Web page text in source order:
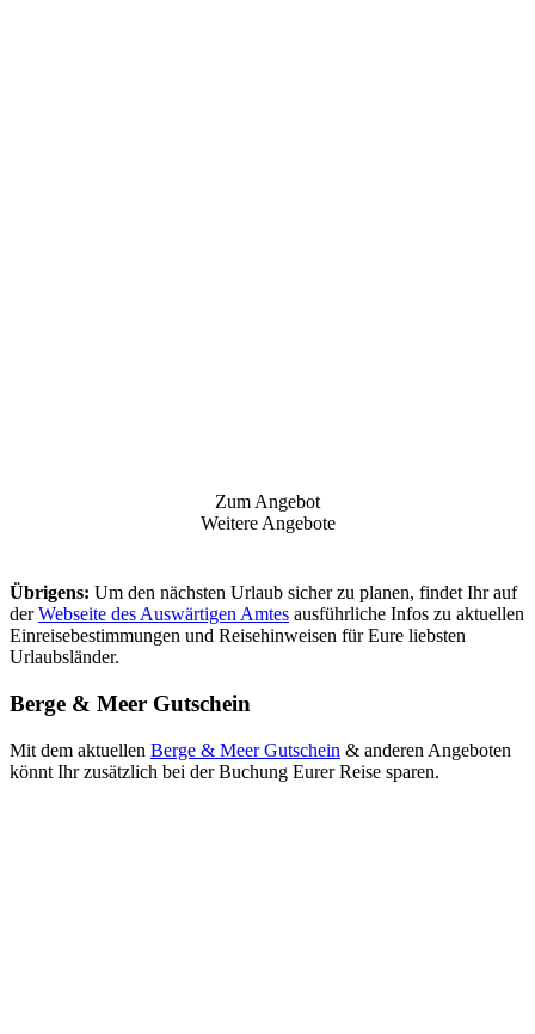
Zum Angebot
Weitere Angebote
Übrigens: Um den nächsten Urlaub sicher zu planen, findet Ihr auf
derWebseite des Auswärtigen Amtes ausführliche Infos zu aktuellen
Einreisebestimmungen und Reisehinweisen für Eure liebsten
Urlaubsländer.
Berge & Meer Gutschein
Mit dem aktuellen Berge & Meer Gutschein & anderen Angeboten
könnt Ihr zusätzlich bei der Buchung Eurer Reise sparen.